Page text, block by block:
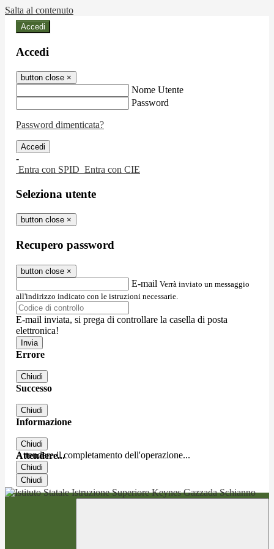
Salta al contenuto
Accedi
Accedi
button close ×
Nome Utente
Password
Password dimenticata?
-
Entra con SPID Entra con CIE
Seleziona utente
button close ×
Recupero password
button close ×
E-mail Verrà inviato un messaggio
all'indirizzo indicato con le istruzioni necessarie.
E-mail inviata, si prega di controllare la casella di posta
elettronica!
Errore
Chiudi
Successo
Chiudi
Informazione
Chiudi
Attendere...
Attendere il completamento dell'operazione...
Chiudi
Chiudi